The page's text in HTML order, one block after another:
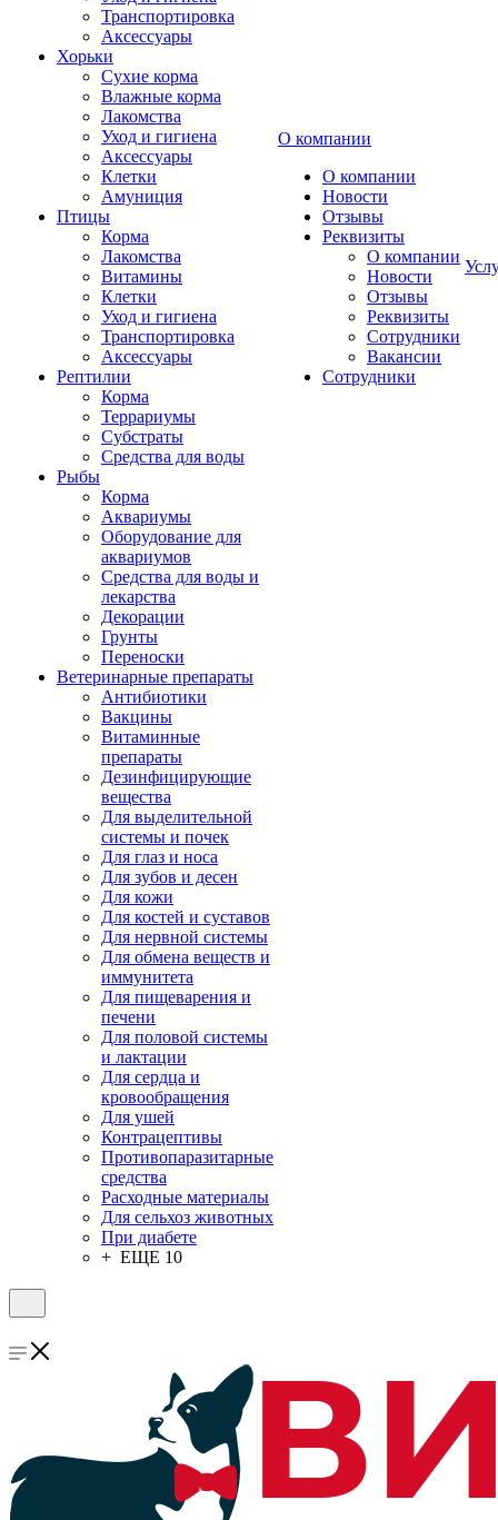
Транспортировка
Аксессуары
Хорьки
Сухие корма
Влажные корма
Лакомства
Уход и гигиена
Аксессуары
Клетки
Амуниция
Птицы
Корма
Лакомства
Витамины
Клетки
Уход и гигиена
Транспортировка
Аксессуары
Рептилии
Корма
Террариумы
Субстраты
Средства для воды
Рыбы
Корма
Аквариумы
Оборудование для
аквариумов
Средства для воды и
лекарства
Декорации
Грунты
Переноски
Ветеринарные препараты
Антибиотики
Вакцины
Витаминные
препараты
Дезинфицирующие
вещества
Для выделительной
системы и почек
Для глаз и носа
Для зубов и десен
Для кожи
Для костей и суставов
Для нервной системы
Для обмена веществ и
иммунитета
Для пищеварения и
печени
Для половой системы
и лактации
Для сердца и
кровообращения
Для ушей
Контрацептивы
Противопаразитарные
средства
Расходные материалы
Для сельхоз животных
При диабете
+ ЕЩЕ 10
О компании
О компании
Новости
Отзывы
Реквизиты
О компании
Новости
Отзывы
Реквизиты
Сотрудники
Вакансии
Сотрудники